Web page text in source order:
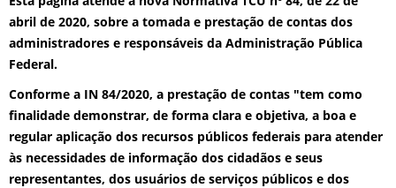
abril de 2020, sobre a tomada e prestação de contas dos
administradores e responsáveis da Administração Pública
Federal.
Conforme a IN 84/2020, a prestação de contas "tem como
finalidade demonstrar, de forma clara e objetiva, a boa e
regular aplicação dos recursos públicos federais para atender
às necessidades de informação dos cidadãos e seus
representantes, dos usuários de serviços públicos e dos